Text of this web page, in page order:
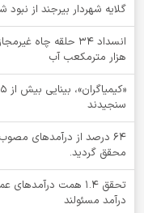
گلایه شهردار بیرجند از
هزار مترمکعب آب
سنجیدند
64 درصد از درآمدهای
محقق گردید.
تحقق ۱.۴ همت
درآمد مسئولند